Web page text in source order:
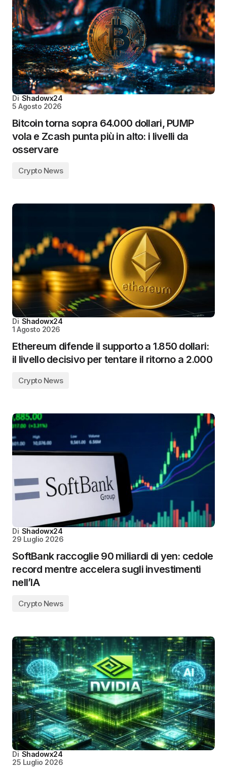
Di Shadowx24
5 Agosto 2026
Bitcoin torna sopra 64.000 dollari, PUMP
vola e Zcash punta più in alto: i livelli da
osservare
Crypto News
Di Shadowx24
1 Agosto 2026
Ethereum difende il supporto a 1.850 dollari:
il livello decisivo per tentare il ritorno a 2.000
Crypto News
Di Shadowx24
29 Luglio 2026
SoftBank raccoglie 90 miliardi di yen: cedole
record mentre accelera sugli investimenti
nell’IA
Crypto News
Di Shadowx24
25 Luglio 2026